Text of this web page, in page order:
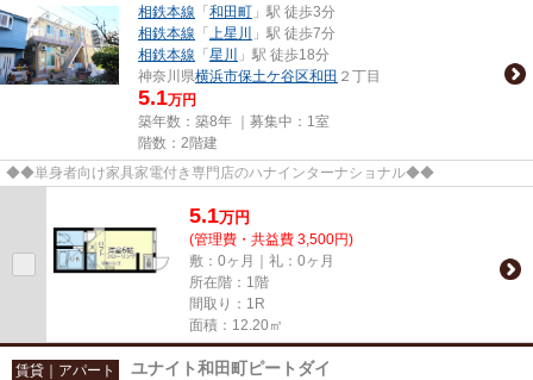
相鉄本線 「 和田町 」駅 徒歩3分
相鉄本線 「 上星川
」駅 徒歩7分
相鉄本線 「 星川
」駅 徒歩18分
神奈川県横浜市保土ケ谷区和田 ２丁目
5.1万円
築年数：築8年 ｜募集中： 1室
階数：2階建
◆◆単身者向け家具家電付き専門店のハナインターナショナル◆◆
5.1万円
(管理費・共益費 3,500円)
敷：0ヶ月｜礼：0ヶ月
所在階：1階
間取り：1R
面積：12.20㎡
賃貸｜アパート ユナイト和田町ピートダイ